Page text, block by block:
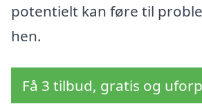
potentielt kan føre til
hen.
Få 3 tilbud, gratis og